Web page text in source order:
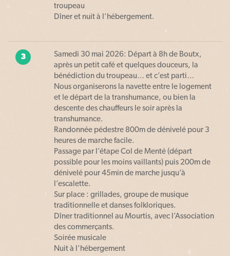
troupeau
Dîner et nuit à l’hébergement.
3
Samedi 30 mai 2026: Départ à 8h de Boutx,
après un petit café et quelques douceurs, la
bénédiction du troupeau… et c’est parti…
Nous organiserons la navette entre le logement
et le départ de la transhumance, ou bien la
descente des chauffeurs le soir après la
transhumance.
Randonnée pédestre 800m de dénivelé pour 3
heures de marche facile.
Passage par l’étape Col de Menté (départ
possible pour les moins vaillants) puis 200m de
dénivelé pour 45min de marche jusqu’à
l’escalette.
Sur place : grillades, groupe de musique
traditionnelle et danses folkloriques.
Dîner traditionnel au Mourtis, avec l’Association
des commerçants.
Soirée musicale
Nuit à l’hébergement